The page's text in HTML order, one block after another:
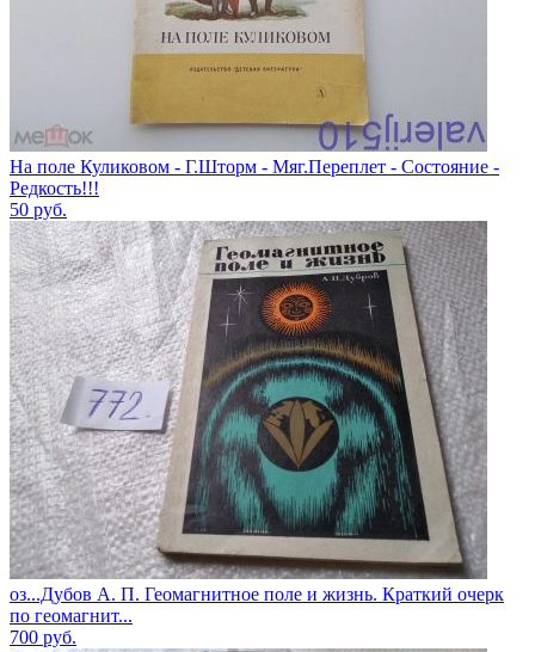
На поле Куликовом - Г.Шторм - Мяг.Переплет - Состояние -
Редкость!!!
50 руб.
оз...Дубов А. П. Геомагнитное поле и жизнь. Краткий очерк
по геомагнит...
700 руб.